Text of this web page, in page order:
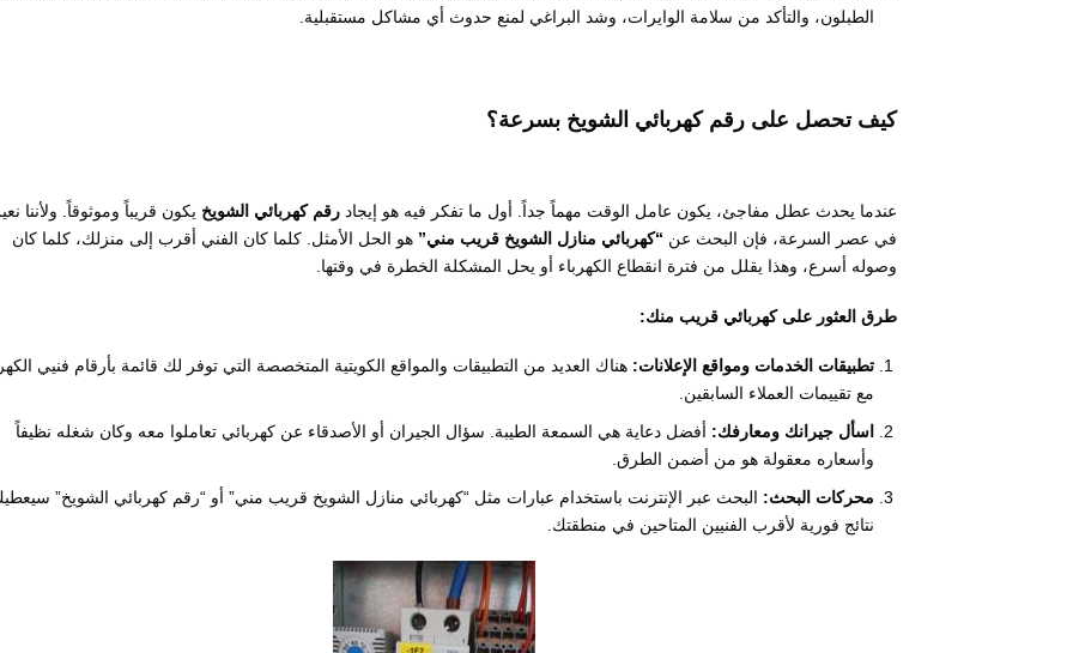
الطبلون، والتأكد من سلامة الوايرات، وشد البراغي لمنع حدوث أي مشاكل مستقبلية.
كيف تحصل على رقم كهربائي الشويخ بسرعة؟
عندما يحدث عطل مفاجئ، يكون عامل الوقت مهماً جداً. أول ما تفكر فيه هو إيجاد رقم كهربائي الشويخ يكون قريباً وموثوقاً. ولأننا
في عصر السرعة، فإن البحث عن “كهربائي منازل الشويخ قريب مني” هو الحل الأمثل. كلما كان الفني أقرب إلى منزلك، كلما كان
وصوله أسرع، وهذا يقلل من فترة انقطاع الكهرباء أو يحل المشكلة الخطرة في وقتها.
طرق العثور على كهربائي قريب منك:
تطبيقات الخدمات ومواقع الإعلانات: هناك العديد من التطبيقات والمواقع الكويتية المتخصصة التي توفر لك قائمة بأرقام فنيي
مع تقييمات العملاء السابقين.
اسأل جيرانك ومعارفك: أفضل دعاية هي السمعة الطيبة. سؤال الجيران أو الأصدقاء عن كهربائي تعاملوا معه وكان شغله نظيفاً
وأسعاره معقولة هو من أضمن الطرق.
محركات البحث: البحث عبر الإنترنت باستخدام عبارات مثل “كهربائي منازل الشويخ قريب مني” أو “رقم كهربائي الشويخ”
نتائج فورية لأقرب الفنيين المتاحين في منطقتك.